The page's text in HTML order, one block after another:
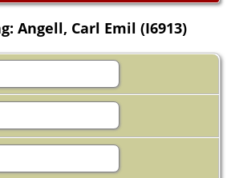
Angell, Carl Emil (I6913)